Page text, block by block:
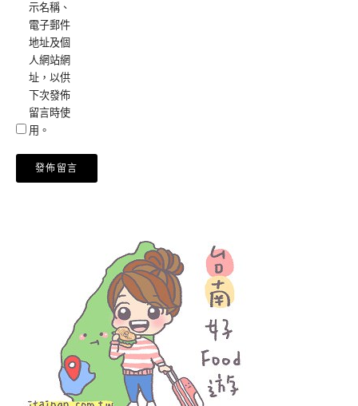
示名稱、
電子郵件
地址及個
人網站網
址，以供
下次發佈
留言時使
用。